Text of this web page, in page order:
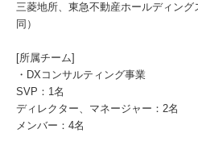
三菱地所、東急不動産ホールディン
同）
[所属チーム]
・DXコンサルティング事業
SVP：1名
ディレクター、マネージャー：2名
メンバー：4名